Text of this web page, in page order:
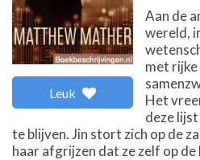
Leuk
Aan de
wereld,
met rijke
Het
deze
te blijven. Jin stort zich op de
haar afgrijzen dat ze zelf op